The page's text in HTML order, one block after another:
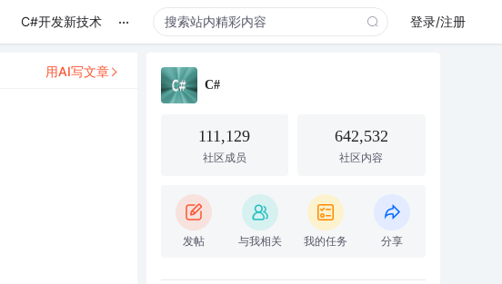
C#开发新技术 ... 登录/注册
用AI写文章
C#
111,129
社区成员
642,532
社区内容
发帖 与我相关 我的任务 分享